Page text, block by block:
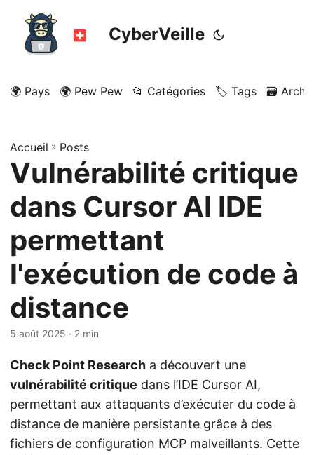
CyberVeille
🌍 Pays 🌍 Pew Pew 📂 Catégories 🏷️ Tags 🗃️
Accueil » Posts
Vulnérabilité critique
dans Cursor AI IDE
permettant
l'exécution de code à
distance
5 août 2025 · 2 min
Check Point Research a découvert une
vulnérabilité critique dans l’IDE Cursor AI,
permettant aux attaquants d’exécuter du code à
distance de manière persistante grâce à des
fichiers de configuration MCP malveillants. Cette